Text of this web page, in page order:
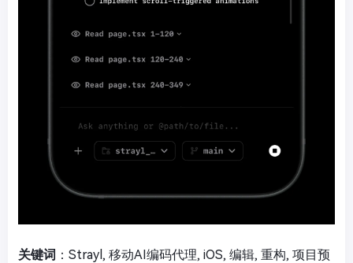
关键词 ：Strayl, 移动AI编码代理, iOS, 编辑, 重构, 项目预